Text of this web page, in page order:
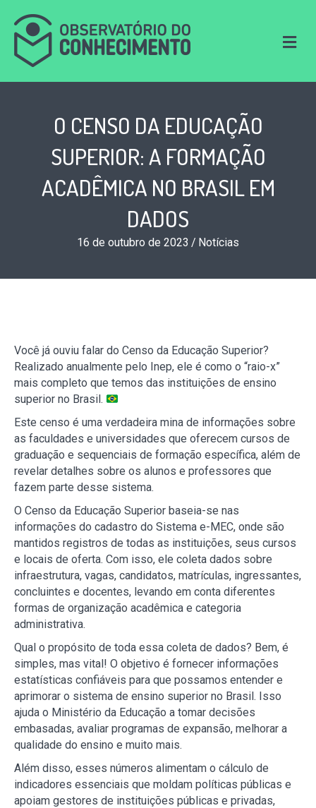
M
e
u
O CENSO DA EDUCAÇÃO
SUPERIOR: A FORMAÇÃO
ACADÊMICA NO BRASIL EM
DADOS
16 de outubro de 2023 / Notícias
Você já ouviu falar do Censo da Educação Superior?
Realizado anualmente pelo Inep, ele é como o “raio-x”
mais completo que temos das instituições de ensino
superior no Brasil.
Este censo é uma verdadeira mina de informações sobre
as faculdades e universidades que oferecem cursos de
graduação e sequenciais de formação específica, além de
revelar detalhes sobre os alunos e professores que
fazem parte desse sistema.
O Censo da Educação Superior baseia-se nas
informações do cadastro do Sistema e-MEC, onde são
mantidos registros de todas as instituições, seus cursos
e locais de oferta. Com isso, ele coleta dados sobre
infraestrutura, vagas, candidatos, matrículas, ingressantes,
concluintes e docentes, levando em conta diferentes
formas de organização acadêmica e categoria
administrativa.
Qual o propósito de toda essa coleta de dados? Bem, é
simples, mas vital! O objetivo é fornecer informações
estatísticas confiáveis para que possamos entender e
aprimorar o sistema de ensino superior no Brasil. Isso
ajuda o Ministério da Educação a tomar decisões
embasadas, avaliar programas de expansão, melhorar a
qualidade do ensino e muito mais.
Além disso, esses números alimentam o cálculo de
indicadores essenciais que moldam políticas públicas e
apoiam gestores de instituições públicas e privadas,